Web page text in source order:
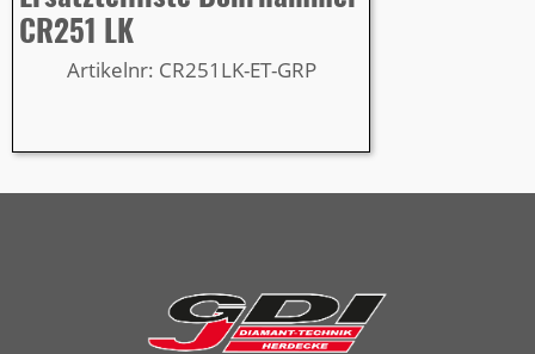
CR251 LK
Artikelnr: CR251LK-ET-GRP